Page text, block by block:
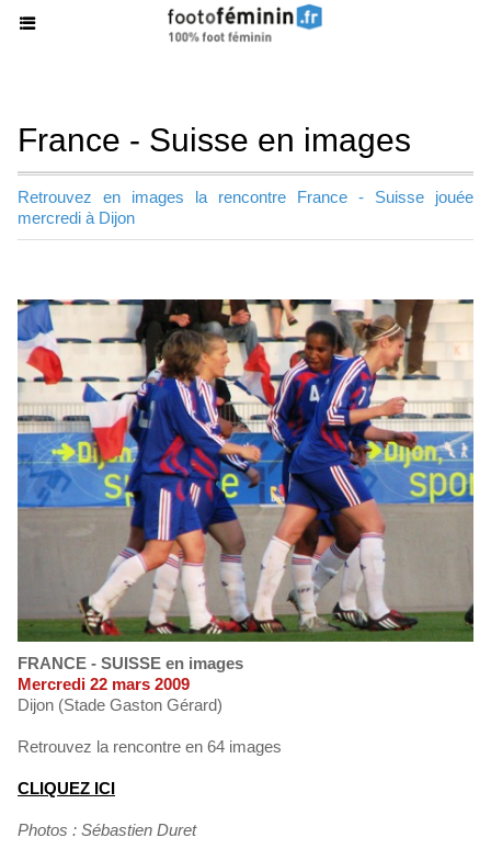
France - Suisse en images
Retrouvez en images la rencontre France - Suisse jouée
mercredi à Dijon
FRANCE - SUISSE en images
Mercredi 22 mars 2009
Dijon (Stade Gaston Gérard)
Retrouvez la rencontre en 64 images
CLIQUEZ ICI
Photos : Sébastien Duret